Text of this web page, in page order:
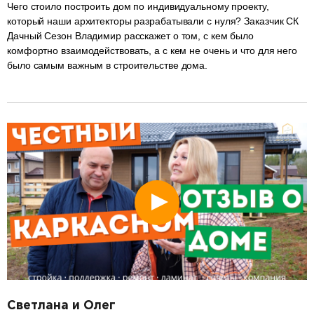
Чего стоило построить дом по индивидуальному проекту,
который наши архитекторы разрабатывали с нуля? Заказчик СК
Дачный Сезон Владимир расскажет о том, с кем было
комфортно взаимодействовать, а с кем не очень и что для него
было самым важным в строительстве дома.
Светлана и Олег